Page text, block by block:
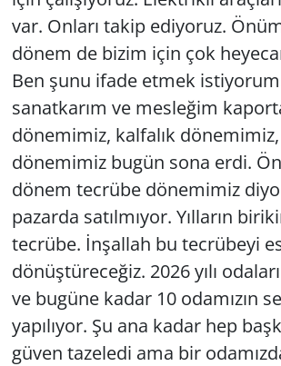
var. Onları takip ediyoruz.
dönem de bizim için çok
Ben şunu ifade etmek
sanatkarım ve mesleğim
dönemimiz, kalfalık dönemimiz,
dönemimiz bugün sona erdi.
dönem tecrübe dönemimiz
pazarda satılmıyor. Yılların
tecrübe. İnşallah bu tecrübeyi
dönüştüreceğiz. 2026 yılı
ve bugüne kadar 10 odamızın
yapılıyor. Şu ana kadar hep
güven tazeledi ama bir